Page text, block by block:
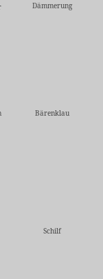
Dämmerung
Bärenklau
Schilf